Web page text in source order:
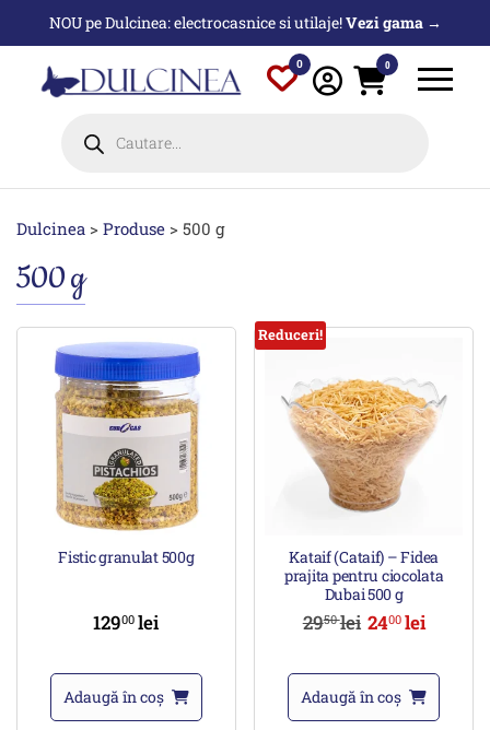
conținut
NOU pe Dulcinea: electrocasnice si utilaje!Vezi gama →
0 0
search
Dulcinea > Produse > 500 g
500 g
Fistic granulat 500g
12900lei
Adaugă în coș
Reduceri!
Kataif (Cataif) – Fidea
prajita pentru ciocolata
Dubai 500 g
2950lei 2400 lei
Adaugă în coș